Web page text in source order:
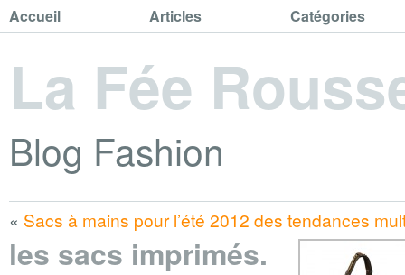
Accueil Articles Catégories
La Fée
Blog Fashion
« Sacs à mains pour l’été 2012 des tendances
les sacs imprimés.